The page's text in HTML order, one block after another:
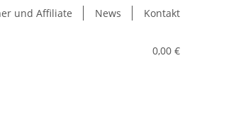
und Affiliate News Kontakt
0,00 €